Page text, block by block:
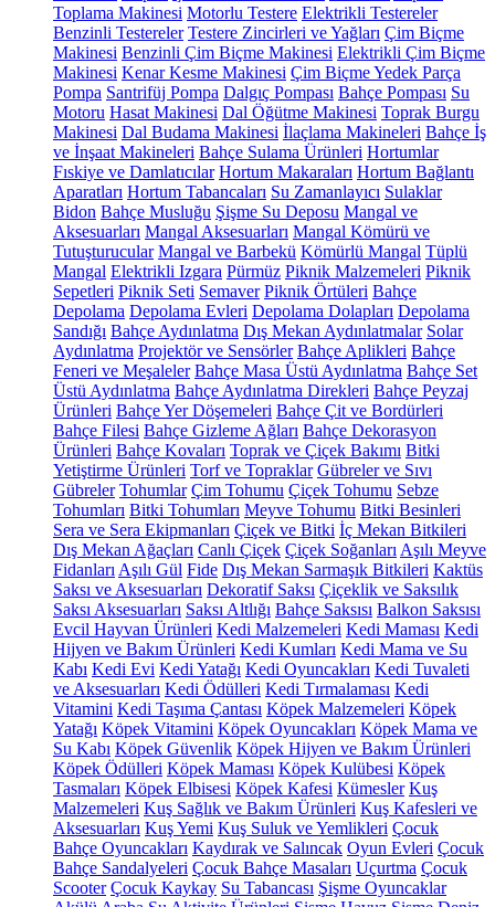
Toplama Makinesi Motorlu Testere Elektrikli Testereler
Benzinli Testereler Testere Zincirleri ve Yağları Çim Biçme
Makinesi Benzinli Çim Biçme Makinesi Elektrikli Çim Biçme
Makinesi Kenar Kesme Makinesi Çim Biçme Yedek Parça
Pompa Santrifüj Pompa Dalgıç Pompası Bahçe Pompası Su
Motoru Hasat Makinesi Dal Öğütme Makinesi Toprak Burgu
Makinesi Dal Budama Makinesi İlaçlama Makineleri Bahçe İş
ve İnşaat Makineleri Bahçe Sulama Ürünleri Hortumlar
Fıskiye ve Damlatıcılar Hortum Makaraları Hortum Bağlantı
Aparatları Hortum Tabancaları Su Zamanlayıcı Sulaklar
Bidon Bahçe Musluğu Şişme Su Deposu Mangal ve
Aksesuarları Mangal Aksesuarları Mangal Kömürü ve
Tutuşturucular Mangal ve Barbekü Kömürlü Mangal Tüplü
Mangal Elektrikli Izgara Pürmüz Piknik Malzemeleri Piknik
Sepetleri Piknik Seti Semaver Piknik Örtüleri Bahçe
Depolama Depolama Evleri Depolama Dolapları Depolama
Sandığı Bahçe Aydınlatma Dış Mekan Aydınlatmalar Solar
Aydınlatma Projektör ve Sensörler Bahçe Aplikleri Bahçe
Feneri ve Meşaleler Bahçe Masa Üstü Aydınlatma Bahçe Set
Üstü Aydınlatma Bahçe Aydınlatma Direkleri Bahçe Peyzaj
Ürünleri Bahçe Yer Döşemeleri Bahçe Çit ve Bordürleri
Bahçe Filesi Bahçe Gizleme Ağları Bahçe Dekorasyon
Ürünleri Bahçe Kovaları Toprak ve Çiçek Bakımı Bitki
Yetiştirme Ürünleri Torf ve Topraklar Gübreler ve Sıvı
Gübreler Tohumlar Çim Tohumu Çiçek Tohumu Sebze
Tohumları Bitki Tohumları Meyve Tohumu Bitki Besinleri
Sera ve Sera Ekipmanları Çiçek ve Bitki İç Mekan Bitkileri
Dış Mekan Ağaçları Canlı Çiçek Çiçek Soğanları Aşılı Meyve
Fidanları Aşılı Gül Fide Dış Mekan Sarmaşık Bitkileri Kaktüs
Saksı ve Aksesuarları Dekoratif Saksı Çiçeklik ve Saksılık
Saksı Aksesuarları Saksı Altlığı Bahçe Saksısı Balkon Saksısı
Evcil Hayvan Ürünleri Kedi Malzemeleri Kedi Maması Kedi
Hijyen ve Bakım Ürünleri Kedi Kumları Kedi Mama ve Su
Kabı Kedi Evi Kedi Yatağı Kedi Oyuncakları Kedi Tuvaleti
ve Aksesuarları Kedi Ödülleri Kedi Tırmalaması Kedi
Vitamini Kedi Taşıma Çantası Köpek Malzemeleri Köpek
Yatağı Köpek Vitamini Köpek Oyuncakları Köpek Mama ve
Su Kabı Köpek Güvenlik Köpek Hijyen ve Bakım Ürünleri
Köpek Ödülleri Köpek Maması Köpek Kulübesi Köpek
Tasmaları Köpek Elbisesi Köpek Kafesi Kümesler Kuş
Malzemeleri Kuş Sağlık ve Bakım Ürünleri Kuş Kafesleri ve
Aksesuarları Kuş Yemi Kuş Suluk ve Yemlikleri Çocuk
Bahçe Oyuncakları Kaydırak ve Salıncak Oyun Evleri Çocuk
Bahçe Sandalyeleri Çocuk Bahçe Masaları Uçurtma Çocuk
Scooter Çocuk Kaykay Su Tabancası Şişme Oyuncaklar